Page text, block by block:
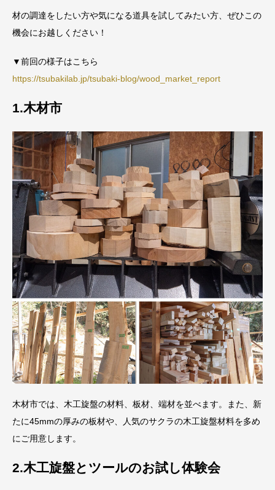
材の調達をしたい方や気になる道具を試してみたい方、ぜひこの
機会にお越しください！
▼前回の様子はこちら
https://tsubakilab.jp/tsubaki-blog/wood_market_report
1.木材市
木材市では、木工旋盤の材料、板材、端材を並べます。また、新
たに45mmの厚みの板材や、人気のサクラの木工旋盤材料を多め
にご用意します。
2.木工旋盤とツールのお試し体験会